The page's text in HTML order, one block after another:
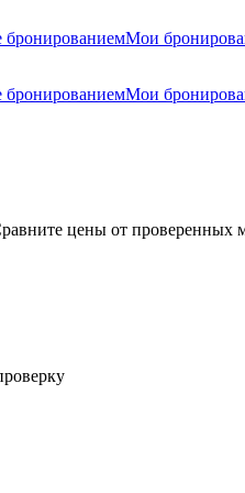
бронированиемМои
бронированиемМои
цены от проверенных